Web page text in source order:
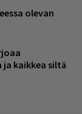
olevan
kaikkea siltä